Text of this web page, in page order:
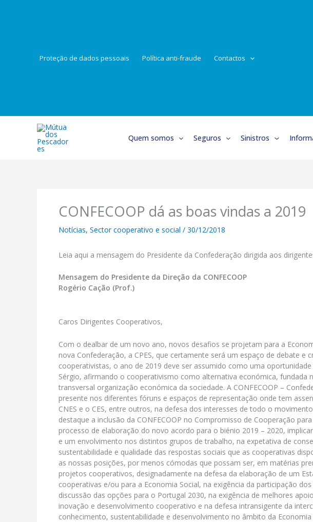
Proteção de dados pessoais Política anti-fraude Contactos
Quem somos Seguros Sinistros
CONFECOOP dá as boas vindas a 2019
Notícias, Sector cooperativo e social / 30/12/2018
Leia aqui a mensagem do Presidente da Confederação dirigida aos
Mensagem do Presidente da Direção da CONFECOOP
Rogério Cação (Prof.)
Caros Dirigentes Cooperativos,
Com o dealbar de um novo ano, novos desafios se projetam para a
nova Confederação, a CPES, que certamente será um espaço de debate e
cooperativistas, o ano de 2019 deve ser assumido como uma
Sérgio, afirmando o cooperativismo como alternativa económica, fundada
transversal organização económica da sociedade. A CONFECOOP –
presente nos diferentes fóruns e espaços de representação onde tem
CNES e o CES, entre outros, na defesa dos interesses de todo o
destaque a inclusão da CONFECOOP no Compromisso de Cooperação
processo de elaboração do novo acordo para o biénio 2019 – 2020,
e um envolvimento nos distintos grupos de trabalho, na expetativa de
sustentabilidade e qualidade das respostas sociais que as cooperativas
as nossas posições, por menos cómodas que possam ser, em matérias
projetos cooperativos, designadamente na defesa da elaboração de um
cooperativas e/ou para a Economia Social, na exigência da participação
discussão das opções para o Portugal 2030, na exigência de melhores
inovação e desenvolvimento cooperativo e na defesa intransigente da
conhecimento, sustentabilidade e desenvolvimento no âmbito da Economia